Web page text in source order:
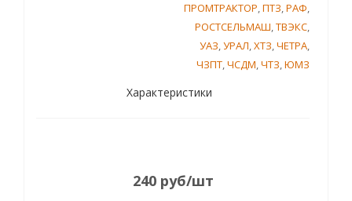
ПРОМТРАКТОР,ПТЗ,РАФ,
РОСТСЕЛЬМАШ,ТВЭКС,
УАЗ,УРАЛ,ХТЗ,ЧЕТРА,
ЧЗПТ,ЧСДМ,ЧТЗ,ЮМЗ
Характеристики
240 руб/шт